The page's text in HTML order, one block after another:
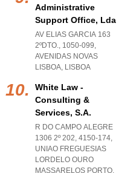
Administrative
Support Office, Lda
AV ELIAS GARCIA 163
2ºDTO., 1050-099,
AVENIDAS NOVAS
LISBOA, LISBOA
White Law -
Consulting &
Services, S.a.
R DO CAMPO ALEGRE
1306 2º 202, 4150-174,
UNIAO FREGUESIAS
LORDELO OURO
MASSARELOS PORTO,